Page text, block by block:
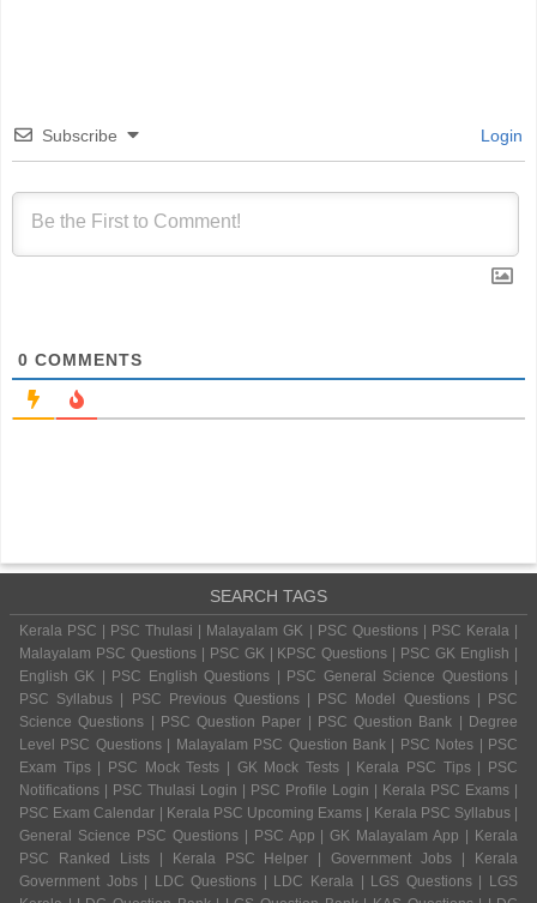
Subscribe Login
0 COMMENTS
SEARCH TAGS
Kerala PSC | PSC Thulasi | Malayalam GK | PSC Questions | PSC Kerala |
Malayalam PSC Questions | PSC GK | KPSC Questions | PSC GK English |
English GK | PSC English Questions | PSC General Science Questions |
PSC Syllabus | PSC Previous Questions | PSC Model Questions | PSC
Science Questions | PSC Question Paper | PSC Question Bank | Degree
Level PSC Questions | Malayalam PSC Question Bank | PSC Notes | PSC
Exam Tips | PSC Mock Tests | GK Mock Tests | Kerala PSC Tips | PSC
Notifications | PSC Thulasi Login | PSC Profile Login | Kerala PSC Exams |
PSC Exam Calendar | Kerala PSC Upcoming Exams | Kerala PSC Syllabus |
General Science PSC Questions | PSC App | GK Malayalam App | Kerala
PSC Ranked Lists | Kerala PSC Helper | Government Jobs | Kerala
Government Jobs | LDC Questions | LDC Kerala | LGS Questions | LGS